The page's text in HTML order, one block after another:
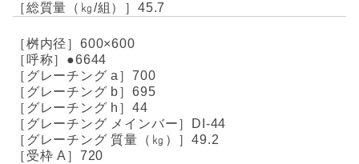
45.7
600×600
●6644
700
695
44
DI-44
49.2
720